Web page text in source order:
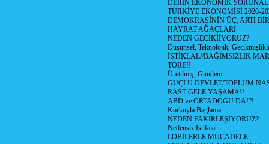
DERİN EKONOMİK
TÜRKİYE EKONOMİSİ 2020-
DEMOKRASİNİN ÜÇ, ARTI
HAYRAT AĞAÇLARI
NEDEN GECİKİİYORUZ?
Düşünsel, Teknolojik,
İSTİKLAL//BAĞIMSIZLIK
TÖRE!!
Üretilmiş, Gündem
GÜÇLÜ DEVLET/TOPLUM
RAST GELE YAŞAMA!!
ABD ve ORTADOĞU DA!?!
Korkuyla Baglama
NEDEN FAKİRLEŞİYORUZ?
Nedensiz İstifalar
LOBİLERLE MÜCADELE